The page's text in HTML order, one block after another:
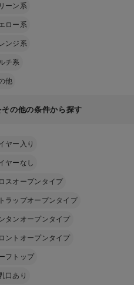
ーン系
ロー系
ンジ系
チ系
他
の他の条件から探す
ヤー入り
ヤーなし
スオープンタイプ
ラップオープンタイプ
タンオープンタイプ
ントオープンタイプ
フトップ
口あり